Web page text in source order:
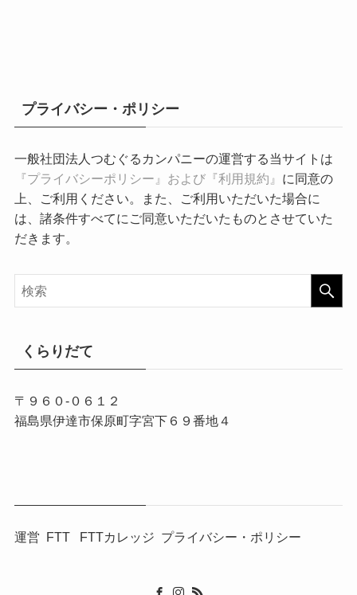
プライバシー・ポリシー
一般社団法人つむぐるカンパニーの運営する当サイトは
『プライバシーポリシー』および『利用規約』 に同意の
上、ご利用ください。また、ご利用いただいた場合に
は、諸条件すべてにご同意いただいたものとさせていた
だきます。
くらりだて
〒９６０-０６１２
福島県伊達市保原町字宮下６９番地４
運営 FTT FTTカレッジ プライバシー・ポリシー